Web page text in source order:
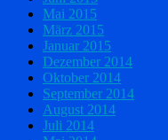
Mai 2015
März 2015
Januar 2015
Dezember 2014
Oktober 2014
September 2014
August 2014
Juli 2014